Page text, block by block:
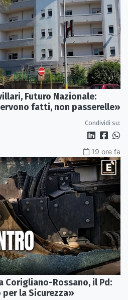
Futuro Nazionale:
fatti, non passerelle»
Condividi su:
19 ore fa
Corigliano-Rossano, il Pd:
la Sicurezza»